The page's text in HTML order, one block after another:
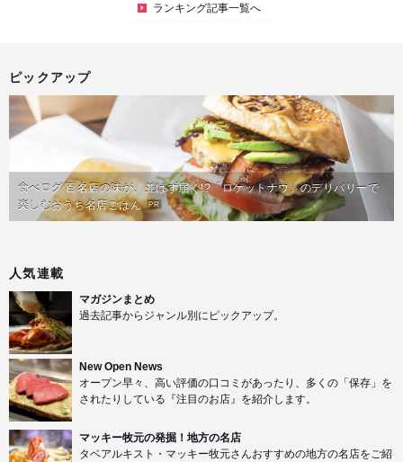
ランキング記事一覧へ
ピックアップ
食べログ 百名店の味が、並ばず届く!?「ロケットナウ」のデリバリーで
楽しむおうち名店ごはん PR
人気連載
マガジンまとめ
過去記事からジャンル別にピックアップ。
New Open News
オープン早々、高い評価の口コミがあったり、多くの「保存」を
されたりしている『注目のお店』を紹介します。
マッキー牧元の発掘！地方の名店
タベアルキスト・マッキー牧元さんおすすめの地方の名店をご紹